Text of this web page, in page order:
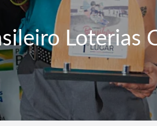
Loterias